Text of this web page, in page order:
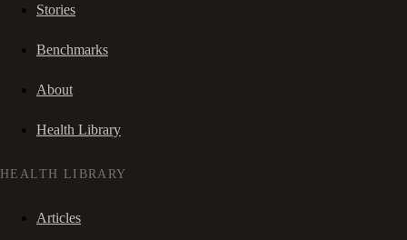
Stories
Benchmarks
About
Health Library
HEALTH LIBRARY
Articles